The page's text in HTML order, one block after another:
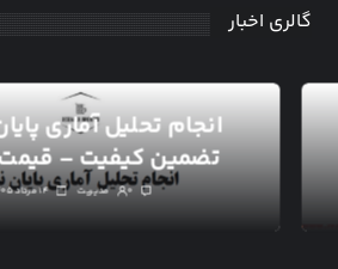
گالری اخبار
انجام تحلیل آماری
تضمین کیفیت –
۱۴ مرداد ۱۴۰۵ مدیریت ۰